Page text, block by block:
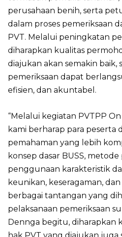
perusahaan benih, serta
dalam proses pemeriksaan
PVT. Melalui peningkatan
diharapkan kualitas
diajukan akan semakin baik,
pemeriksaan dapat
efisien, dan akuntabel.
“Melalui kegiatan PVTPP
kami berharap para peserta
pemahaman yang lebih
konsep dasar BUSS,
penggunaan karakteristik
keunikan, keseragaman,
berbagai tantangan yang
pelaksanaan pemeriksaan
Dennga begitu, diharapkan